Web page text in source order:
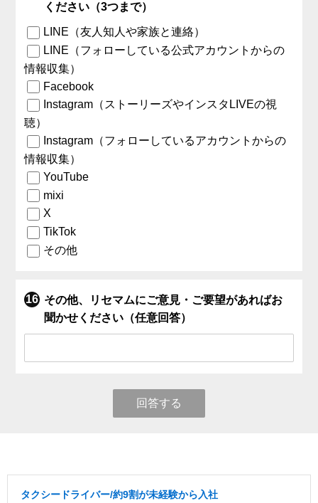
ください（3つまで）
LINE（友人知人や家族と連絡）
LINE（フォローしている公式アカウントからの
情報収集）
Facebook
Instagram（ストーリーズやインスタLIVEの視
聴）
Instagram（フォローしているアカウントからの
情報収集）
YouTube
mixi
X
TikTok
その他
その他、リセマムにご意見・ご要望があればお
聞かせください（任意回答）
回答する
タクシードライバー/約9割が未経験から入社